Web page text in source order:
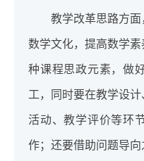
教学改革思路方
数学文化，提高数学
种课程思政元素，做
工，同时要在教学设
活动、教学评价等环
作；还要借助问题导